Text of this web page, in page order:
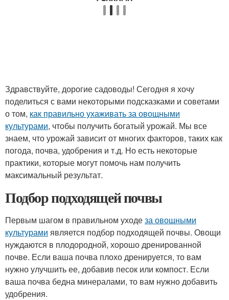
Здравствуйте, дорогие садоводы! Сегодня я хочу
поделиться с вами некоторыми подсказками и советами
о том, как правильно ухаживать за овощными
культурами, чтобы получить богатый урожай. Мы все
знаем, что урожай зависит от многих факторов, таких как
погода, почва, удобрения и т.д. Но есть некоторые
практики, которые могут помочь нам получить
максимальный результат.
Подбор подходящей почвы
Первым шагом в правильном уходеза овощными
культурами является подбор подходящей почвы. Овощи
нуждаются в плодородной, хорошо дренированной
почве. Если ваша почва плохо дренируется, то вам
нужно улучшить ее, добавив песок или компост. Если
ваша почва бедна минералами, то вам нужно добавить
удобрения.